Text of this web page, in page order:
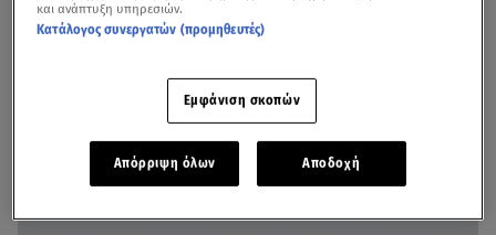
Την τελευταία του πνοή άφησε ο Andy Fletcher, γνωστός
ως Fletch του θρυλικού συγκροτήματος Depeche Mode.
και ανάπτυξη υπηρεσιών.
Κατάλογος συνεργατών (προμηθευτές)
Εμφάνιση σκοπών
Απόρριψη όλων Αποδοχή